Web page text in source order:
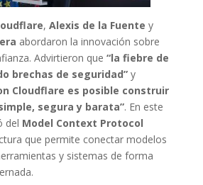
, Alexis de la Fuente y
abordaron la innovación sobre
Advirtieron que “la fiebre de
brechas de seguridad”y
Cloudflare es posible construir
segura y barata”. En este
del Model Context Protocol
que permite conectar modelos
y sistemas de forma